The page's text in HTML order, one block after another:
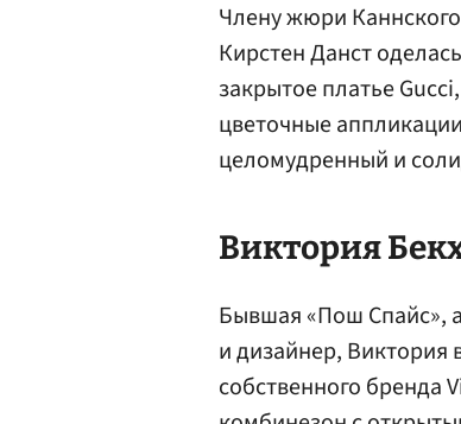
Члену жюри
Кирстен Данст
закрытое платье
цветочные
целомудренный и
Виктория
Бывшая «Пош Спайс»,
и дизайнер, Виктория
собственного